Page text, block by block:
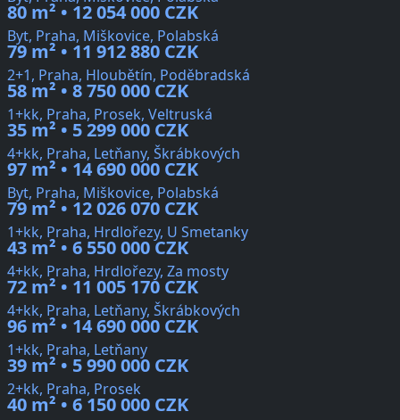
80 m² • 12 054 000 CZK
Byt, Praha, Miškovice, Polabská
79 m² • 11 912 880 CZK
2+1, Praha, Hloubětín, Poděbradská
58 m² • 8 750 000 CZK
1+kk, Praha, Prosek, Veltruská
35 m² • 5 299 000 CZK
4+kk, Praha, Letňany, Škrábkových
97 m² • 14 690 000 CZK
Byt, Praha, Miškovice, Polabská
79 m² • 12 026 070 CZK
1+kk, Praha, Hrdlořezy, U Smetanky
43 m² • 6 550 000 CZK
4+kk, Praha, Hrdlořezy, Za mosty
72 m² • 11 005 170 CZK
4+kk, Praha, Letňany, Škrábkových
96 m² • 14 690 000 CZK
1+kk, Praha, Letňany
39 m² • 5 990 000 CZK
2+kk, Praha, Prosek
40 m² • 6 150 000 CZK